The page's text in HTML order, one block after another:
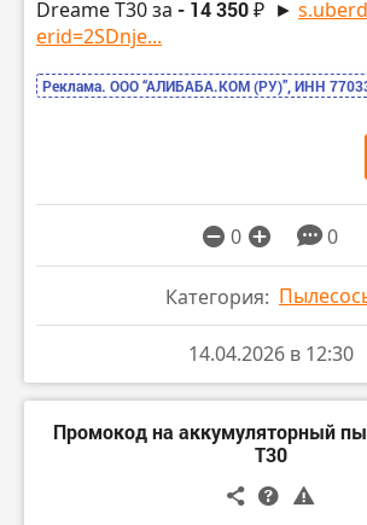
Dreame T30 за - 14 350 ₽ ►
erid=2SDnje...
Реклама. ООО “АЛИБАБА.КОМ (РУ)”, ИНН
0 0
Категория:
14.04.2026 в 12:30
Промокод на аккумуляторный
T30